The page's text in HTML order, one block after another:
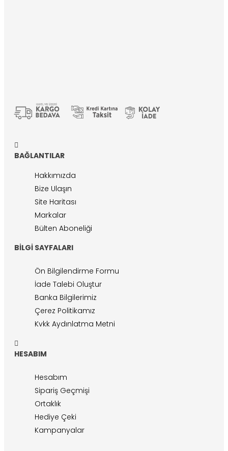
BAĞLANTILAR
Hakkımızda
Bize Ulaşın
Site Haritası
Markalar
Bülten Aboneliği
BILGI SAYFALARI
Ön Bilgilendirme Formu
İade Talebi Oluştur
Banka Bilgilerimiz
Çerez Politikamız
Kvkk Aydınlatma Metni
HESABIM
Hesabım
Sipariş Geçmişi
Ortaklık
Hediye Çeki
Kampanyalar